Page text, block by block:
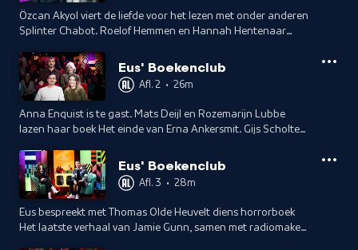
Özcan Akyol viert de liefde voor het lezen met onder anderen
Splinter Chabot. Roelof Hemmen en Hannah Hentenaar
Smeets deelt ontroerende poëzie.
Eus' Boekenclub
Afl. 2 • 26m
Anna Enquist is te gast. Mats Deijl en Rozemarijn Lubbe
lazen haar boek Het einde van Erna Ankersmit. Gijs Scholten
van Pim Lammers.
Eus' Boekenclub
Afl. 3 • 28m
Eus bespreekt met Thomas Olde Heuvelt diens horrorboek
Het laatste verhaal van Jamie Gunn, samen met radiomaker